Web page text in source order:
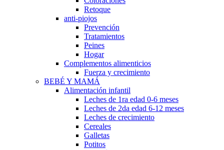
Retoque
anti-piojos
Prevención
Tratamientos
Peines
Hogar
Complementos alimenticios
Fuerza y crecimiento
BEBÉ Y MAMÁ
Alimentación infantil
Leches de 1ra edad 0-6 meses
Leches de 2da edad 6-12 meses
Leches de crecimiento
Cereales
Galletas
Potitos